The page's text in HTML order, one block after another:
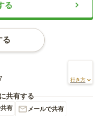
る
る
行き方
共有する
有 メールで共有